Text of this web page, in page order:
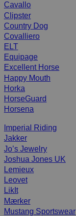
Cavallo
Clipster
Country Dog
Covalliero
ELT
Equipage
Excellent Horse
Happy Mouth
Horka
HorseGuard
Horsena
Imperial Riding
Jakker
Jo’s Jewelry
Joshua Jones UK
Lemieux
Leovet
LikIt
Mærker
Mustang Sportswear